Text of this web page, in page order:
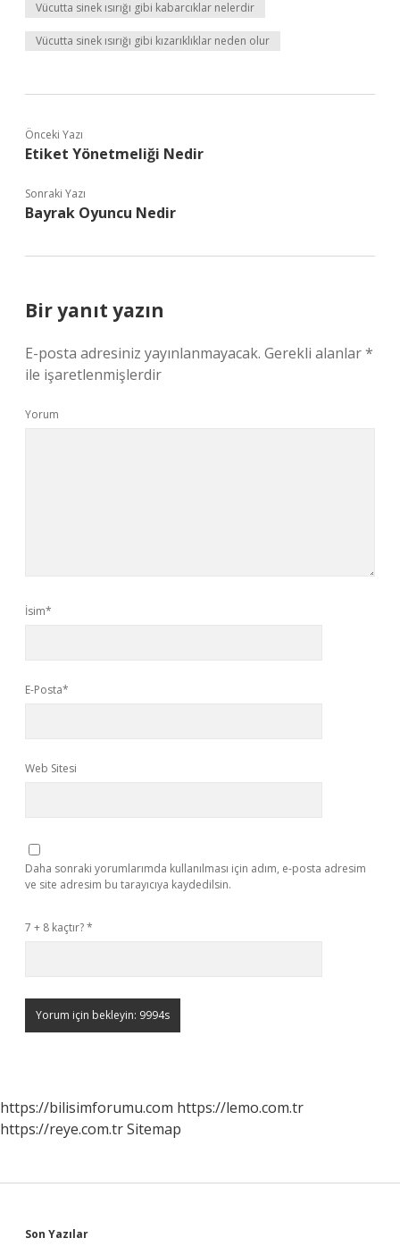
Vücutta sinek ısırığı gibi kabarcıklar nelerdir
Vücutta sinek ısırığı gibi kızarıklıklar neden olur
Önceki Yazı
Etiket Yönetmeliği Nedir
Sonraki Yazı
Bayrak Oyuncu Nedir
Bir yanıt yazın
E-posta adresiniz yayınlanmayacak. Gerekli alanlar*
ile işaretlenmişlerdir
Yorum
İsim*
E-Posta*
Web Sitesi
Daha sonraki yorumlarımda kullanılması için adım, e-posta adresim
ve site adresim bu tarayıcıya kaydedilsin.
7 + 8 kaçtır?*
https://bilisimforumu.com https://lemo.com.tr
https://reye.com.trSitemap
Son Yazılar